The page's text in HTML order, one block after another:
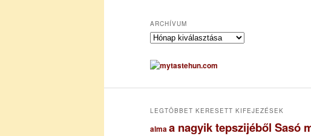
ARCHÍVUM
A
c
h
uLEGTÖBBET KERESETT KIFEJEZÉSEK
almaa nagyik tepszijéből Sasó